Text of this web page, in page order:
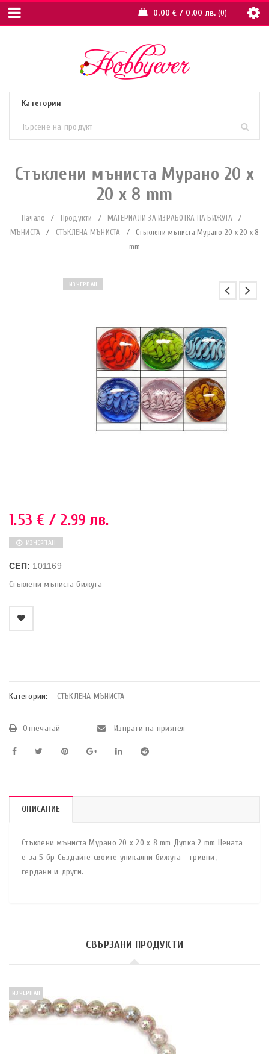
0.00€ / 0.00 лв. 0
Стъклени мъниста Мурано 20 x
20 x 8 mm
Начало / Продукти / МАТЕРИАЛИ ЗА ИЗРАБОТКА НА БИЖУТА
/
МЪНИСТА
/ СТЪКЛЕНА МЪНИСТА /
Стъклени мъниста Мурано 20 x 20 x 8
mm
ИЗЧЕРПАН
1.53€ / 2.99 лв.
ИЗЧЕРПАН
СЕП: 101169
Стъклени мъниста бижута
Категории: СТЪКЛЕНА МЪНИСТА
Отпечатай Изпрати на приятел
ОПИСАНИЕ
Стъклени мъниста Мурано 20 x 20 x 8 mm Дупка 2 mm Цената
е за 5 бр Създайте своите уникални бижута – гривни,
гердани и други.
СВЪРЗАНИ ПРОДУКТИ
ИЗЧЕРПАН